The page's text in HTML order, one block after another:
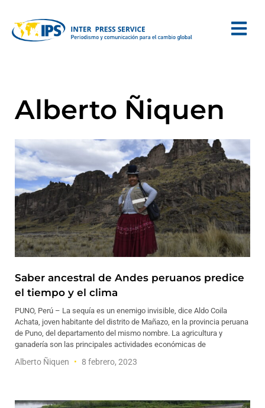
Alberto Ñiquen
Saber ancestral de Andes peruanos predice
el tiempo y el clima
PUNO, Perú – La sequía es un enemigo invisible, dice Aldo Coila
Achata, joven habitante del distrito de Mañazo, en la provincia peruana
de Puno, del departamento del mismo nombre. La agricultura y
ganadería son las principales actividades económicas de
Alberto Ñiquen 8 febrero, 2023